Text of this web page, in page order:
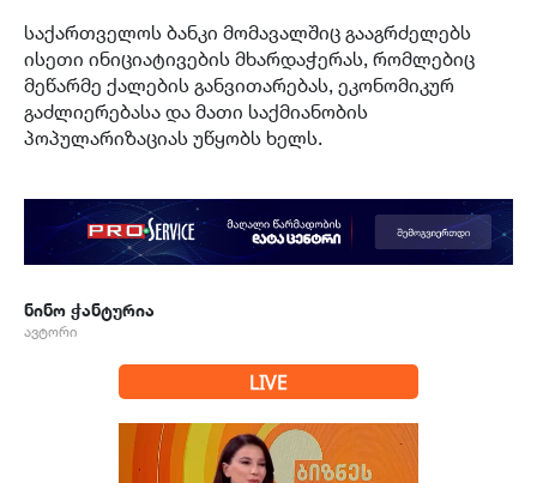
საქართველოს ბანკი მომავალშიც გააგრძელებს
ისეთი ინიციატივების მხარდაჭერას, რომლებიც
მეწარმე ქალების განვითარებას, ეკონომიკურ
გაძლიერებასა და მათი საქმიანობის
პოპულარიზაციას უწყობს ხელს.
ნინო ჭანტურია
ავტორი
LIVE